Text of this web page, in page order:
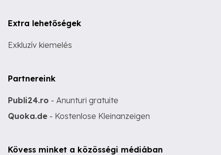
Extra lehetőségek
Exkluzív kiemelés
Partnereink
Publi24.ro - Anunturi gratuite
Quoka.de - Kostenlose Kleinanzeigen
Kövess minket a közösségi médiában